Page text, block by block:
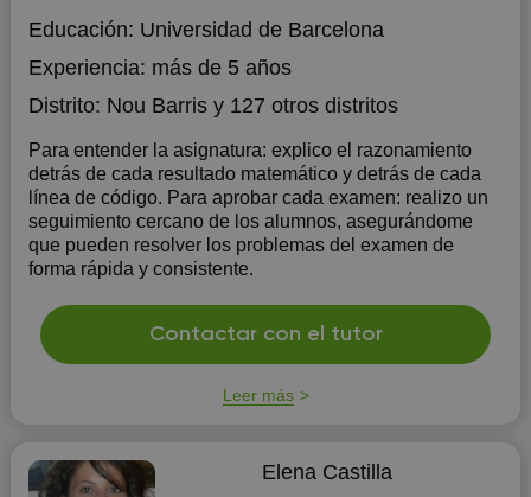
Educación: Universidad de Barcelona
Experiencia: más de 5 años
Distrito: Nou Barrisy 127 otros distritos
Para entender la asignatura: explico el razonamiento
detrás de cada resultado matemático y detrás de cada
línea de código. Para aprobar cada examen: realizo un
seguimiento cercano de los alumnos, asegurándome
que pueden resolver los problemas del examen de
forma rápida y consistente.
Contactar con el tutor
Leer más
Elena Castilla